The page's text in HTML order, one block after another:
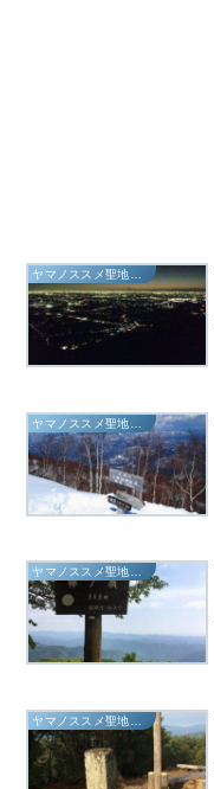
ヤマノススメ聖地巡礼